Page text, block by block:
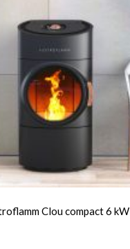
Clou compact 6 kW